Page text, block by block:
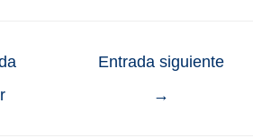
Entrada siguiente
→